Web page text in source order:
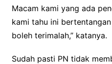
Macam kami yang ada
kami tahu ini
boleh terimalah,” katanya.
Sudah pasti PN tidak